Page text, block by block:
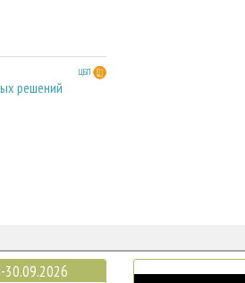
ЦБП
решений
30.09.2026